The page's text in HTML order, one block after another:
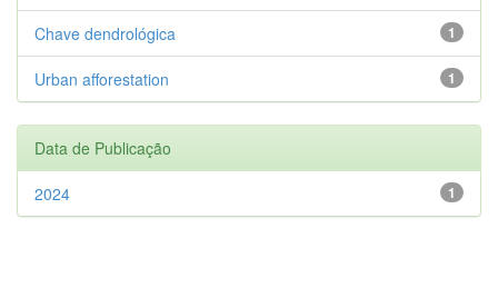
1
Chave dendrológica
1
Urban afforestation
Data de Publicação
1
2024